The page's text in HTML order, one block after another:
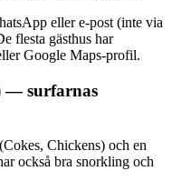
eller e-post (inte via
flesta gästhus har
Google Maps-profil.
— surfarnas
Chickens) och en
också bra snorkling och